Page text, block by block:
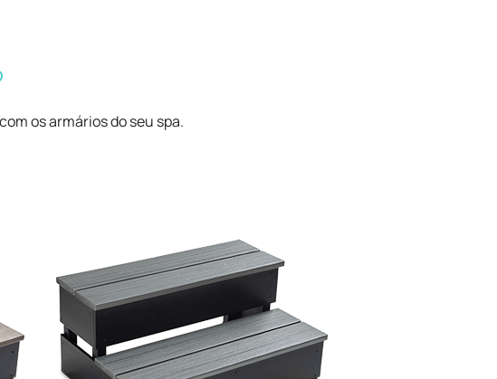
os armários do seu spa.